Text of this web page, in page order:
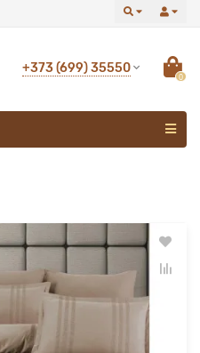
+373 (699) 35550
0